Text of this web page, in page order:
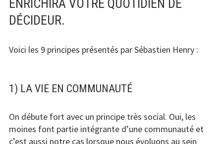
ENRICHIRA VOTRE QUOTIDIEN DE
DÉCIDEUR.
Voici les 9 principes présentés par Sébastien Henry :
1) LA VIE EN COMMUNAUTÉ
On débute fort avec un principe très social. Oui, les
moines font partie intégrante d’une communauté et
c’est aussi notre cas lorsque nous évoluons au sein